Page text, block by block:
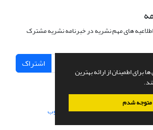
برای اطمینان از ارائه بهترین
متوجه شدم
اطلاعیه های مهم نشریه در خبرنامه نشریه مشترک
اشتراک
علمی.طراحی و پیاده سازی از سیناوب